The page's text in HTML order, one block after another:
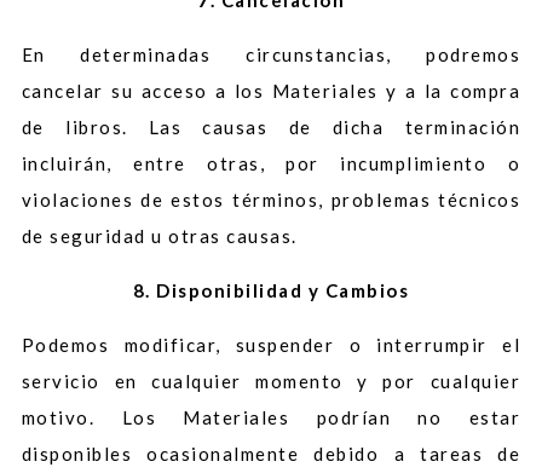
En determinadas circunstancias, podremos
cancelar su acceso a los Materiales y a la compra
de libros. Las causas de dicha terminación
incluirán, entre otras, por incumplimiento o
violaciones de estos términos, problemas técnicos
de seguridad u otras causas.
8. Disponibilidad y Cambios
Podemos modificar, suspender o interrumpir el
servicio en cualquier momento y por cualquier
motivo. Los Materiales podrían no estar
disponibles ocasionalmente debido a tareas de